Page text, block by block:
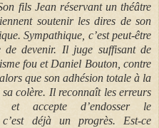
fils Jean réservant un théâtre
soutenir les dires de son
Sympathique, c’est peut-être
de devenir. Il juge suffisant de
fou et Daniel Bouton, contre
que son adhésion totale à la
colère. Il reconnaît les erreurs
et accepte d’endosser le
déjà un progrès. Est-ce